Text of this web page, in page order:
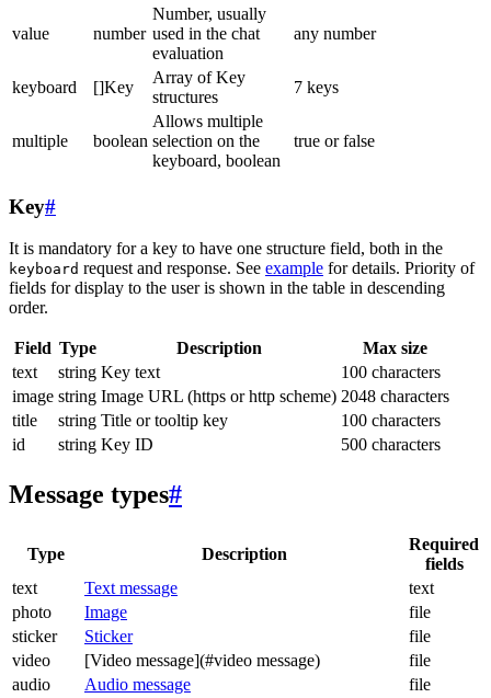
value number
Number, usually
used in the chat
evaluation
any number
keyboard []Key
Array of Key
structures
7 keys
multiple boolean
Allows multiple
selection on the
keyboard, boolean
true or false
Key#
It is mandatory for a key to have one structure field, both in the
keyboard request and response. See example for details. Priority of
fields for display to the user is shown in the table in descending
order.
Field Type Description
Max size
text
string Key text
100 characters
image string Image URL (https or http scheme) 2048 characters
title
string Title or tooltip key
100 characters
id
string Key ID 500 characters
Message types#
Type Description
Required
fields
text
Text message
text
photo
Image
file
sticker
Sticker
file
video
[Video message](#video message)
file
audio
Audio message file